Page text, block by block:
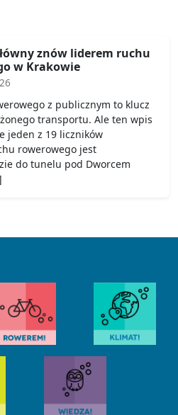
znów liderem ruchu
w Krakowie
z publicznym to klucz
transportu. Ale ten wpis
jeden z 19 liczników
rowerowego jest
do tunelu pod Dworcem